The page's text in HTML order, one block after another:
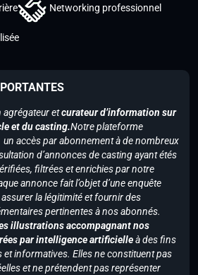
Networking professionnel
agrégateur etcurateur d’information sur
et du casting.Notre plateforme
accès par abonnement à de nombreux
d’annonces de casting ayant étés
filtrées et enrichies par notre
annonce fait l’objet d’une enquête
la légitimité et fournir des
pertinentes à nos abonnés.
illustrations accompagnant nos
par intelligence artificielleà des fins
et informatives. Elles ne constituent pas
et ne prétendent pas représenter